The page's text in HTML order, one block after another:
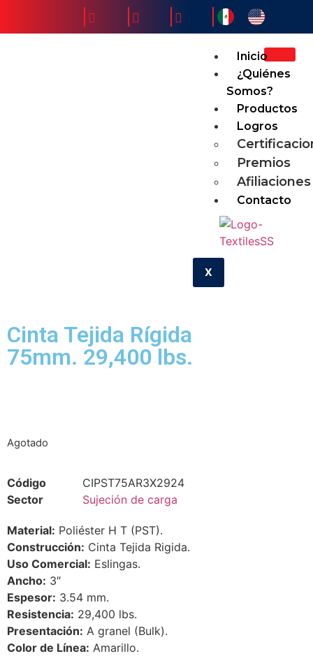
Inicio
¿Quiénes
Somos?
Productos
Logros
Premios
Afiliaciones
Contacto
X
Cinta Tejida Rígida
75mm. 29,400 lbs.
Agotado
Código
CIPST75AR3X2924
Sector
Sujeción de carga
Material: Poliéster H T (PST).
Construcción: Cinta Tejida Rigida.
Uso Comercial: Eslingas.
Ancho: 3″
Espesor: 3.54 mm.
Resistencia: 29,400 lbs.
Presentación: A granel (Bulk).
Color de Línea: Amarillo.